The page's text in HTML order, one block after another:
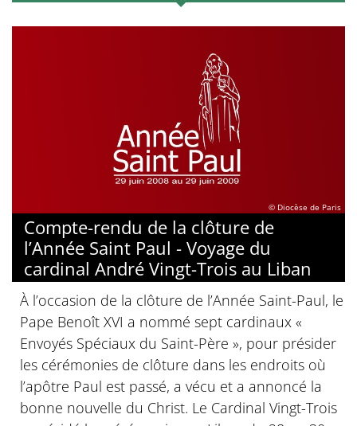
© Diocèse de Paris
Compte-rendu de la clôture de
l’Année Saint Paul - Voyage du
cardinal André Vingt-Trois au Liban
À l’occasion de la clôture de l’Année Saint-Paul, le
Pape Benoît XVI a nommé sept cardinaux «
Envoyés Spéciaux du Saint-Père », pour présider
les cérémonies de clôture dans les endroits où
l’apôtre Paul est passé, a vécu et a annoncé la
bonne nouvelle du Christ. Le Cardinal Vingt-Trois